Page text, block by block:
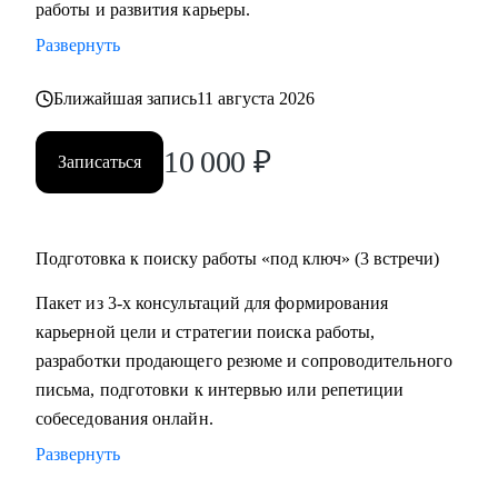
время на ее поиск, увеличить поток предложений, выйти
на новый уровень дохода.
Вашей карьерной цели.
• Провести аудит и составить убедительное резюме, чтобы
в Вас увидели серьезно настроенного и сильного
кандидата.
барьеры на пути к работе мечты.
преимущество перед другими кандидатами.
• Решить любую карьерную задачу (смена профессии,
грейда, перерывы в работе, выход из декрета, возраст 45+ и
др.)
Кому могу помочь:
работы и развития карьеры.
Развернуть
Ближайшая запись11 августа 2026
Записаться 10 000 ₽
Подготовка к поиску работы «под ключ» (3 встречи)
Пакет из 3-х консультаций для формирования
карьерной цели и стратегии поиска работы,
разработки продающего резюме и сопроводительного
письма, подготовки к интервью или репетиции
собеседования онлайн.
Развернуть